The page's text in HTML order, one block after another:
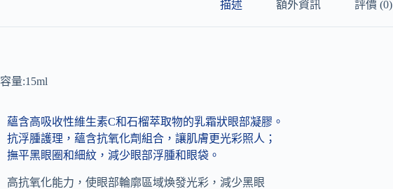
描述 額外資訊 評價 (0)
容量:15ml
蘊含高吸收性維生素C和石榴萃取物的乳霜狀眼部凝膠。
抗浮腫護理，蘊含抗氧化劑組合，讓肌膚更光彩照人；
撫平黑眼圈和細紋，減少眼部浮腫和眼袋。
高抗氧化能力，使眼部輪廓區域煥發光彩，減少黑眼